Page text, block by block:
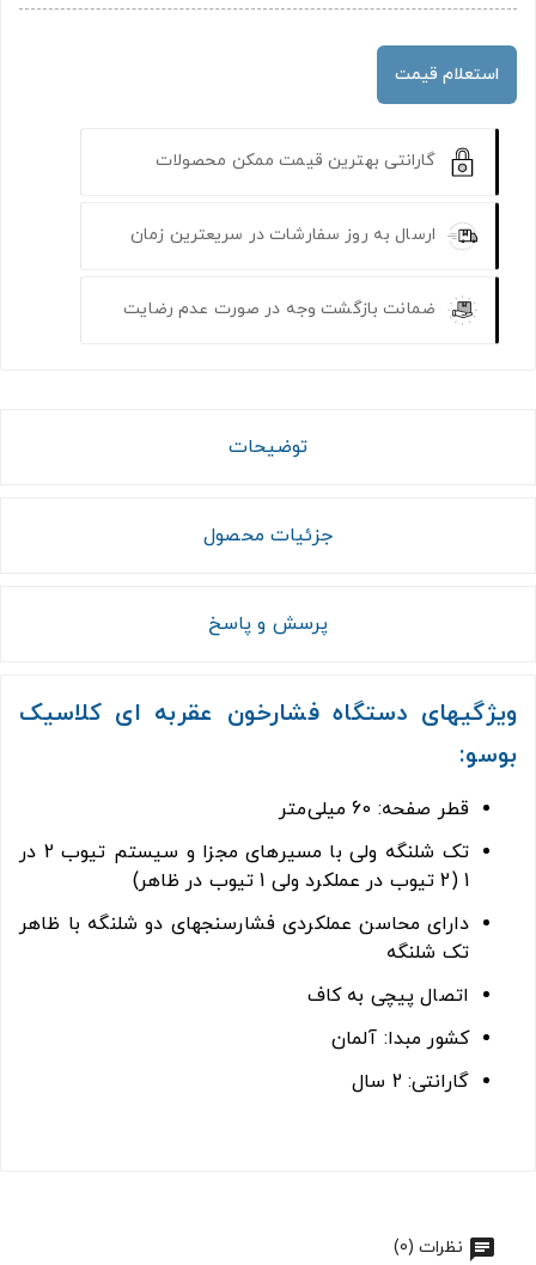
استعلام قیمت
گارانتی بهترین قیمت ممکن محصولات
ارسال به روز سفارشات در سریعترین زمان
ضمانت بازگشت وجه در صورت عدم رضایت
توضیحات
جزئیات محصول
پرسش و پاسخ
ویژگیهای دستگاه فشارخون عقربه ای کلاسیک
بوسو:
قطر صفحه: 60 میلی‌متر
تک شلنگه ولی با مسیرهای مجزا و سیستم تیوب 2 در
1 (2 تیوب در عملکرد ولی 1 تیوب در ظاهر)
دارای محاسن عملکردی فشارسنجهای دو شلنگه با ظاهر
تک شلنگه
اتصال پیچی به کاف
کشور مبدا: آلمان
گارانتی: 2 سال
نظرات (0)